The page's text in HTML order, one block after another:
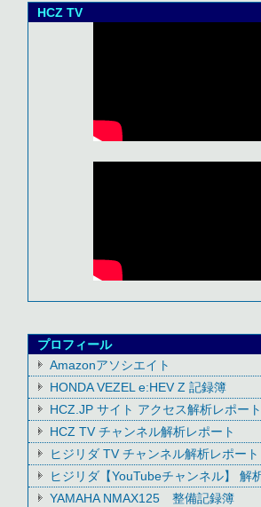
HCZ TV
プロフィール
Amazonアソシエイト
HONDA VEZEL e:HEV Z 記録簿
HCZ.JP サイト アクセス解析レポート
HCZ TV チャンネル解析レポート
ヒジリダ TV チャンネル解析レポート
ヒジリダ【YouTubeチャンネル】 解
YAMAHA NMAX125 整備記録簿